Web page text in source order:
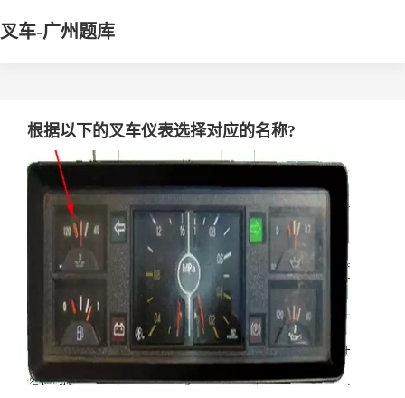
叉车-广州题库
根据以下的叉车仪表选择对应的名称?